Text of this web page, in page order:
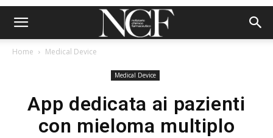
Home Medical Device
Medical Device
App dedicata ai pazienti
con mieloma multiplo